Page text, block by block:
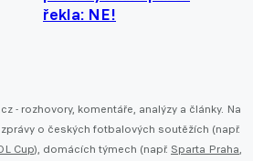
řekla: NE!
- rozhovory, komentáře, analýzy a články. Na
o českých fotbalových soutěžích (např.
Cup), domácích týmech (např. Sparta Praha,